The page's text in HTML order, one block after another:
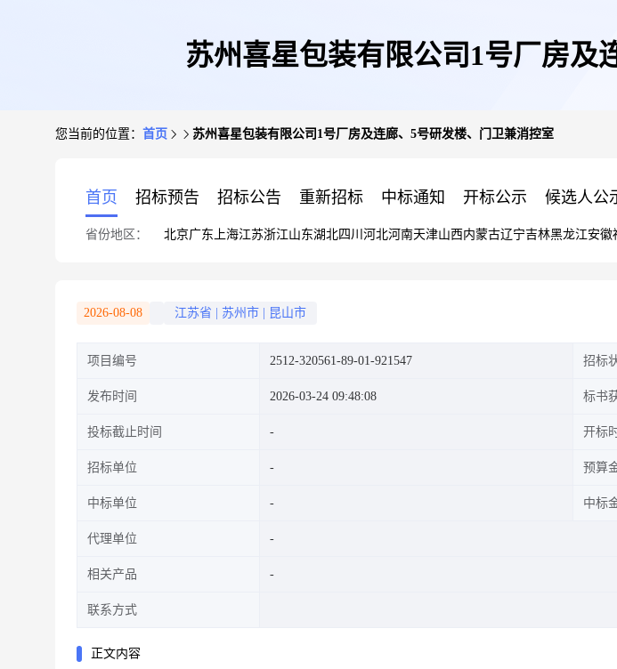
苏州喜星包装有限公司1号厂房及
您当前的位置： 首页 苏州喜星包装有限公司1号厂房及连廊、5号研发楼、门卫兼消控室
首页 招标预告 招标公告 重新招标 中标通知 开标公示 候选人公
省份地区： 北京广东 上海江苏浙江山东湖北四川 河北河南天津山西内蒙古辽宁吉林黑龙江安徽
2026-08-08 江苏省 苏州市 昆山市
项目编号 2512-320561-89-01-921547 招标
发布时间 2026-03-24 09:48:08 标书
投标截止时间 开标
招标单位 预算
中标单位 中标
代理单位
相关产品
联系方式
正文内容